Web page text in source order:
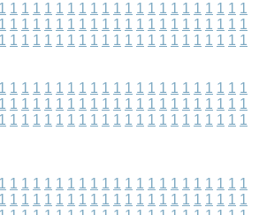
1 1 1 1 1 1 1 1 1 1 1 1 1 1 1 1 1 1 1 1 1 1
1 1 1 1 1 1 1 1 1 1 1 1 1 1 1 1 1 1 1 1 1 1
1 1 1 1 1 1 1 1 1 1 1 1 1 1 1 1 1 1 1 1 1 1
1 1 1 1 1 1 1 1 1 1 1 1 1 1 1 1 1 1 1 1 1 1
1 1 1 1 1 1 1 1 1 1 1 1 1 1 1 1 1 1 1 1 1 1
1 1 1 1 1 1 1 1 1 1 1 1 1 1 1 1 1 1 1 1 1 1
1 1 1 1 1 1 1 1 1 1 1 1 1 1 1 1 1 1 1 1 1 1
1 1 1 1 1 1 1 1 1 1 1 1 1 1 1 1 1 1 1 1 1 1